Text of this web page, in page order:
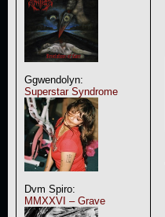
Ggwendolyn:
Superstar Syndrome
Dvm Spiro:
MMXXVI – Grave